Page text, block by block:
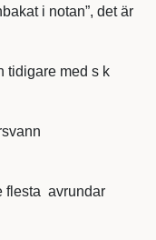
i notan”, det är
tidigare med s k
flesta avrundar